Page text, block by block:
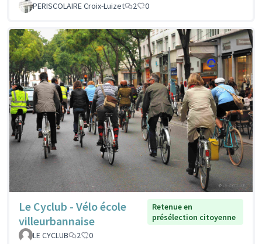
PERISCOLAIRE Croix-Luizet 2 0
Le Cyclub - Vélo école
villeurbannaise
Retenue en
présélection citoyenne
LE CYCLUB
2 0